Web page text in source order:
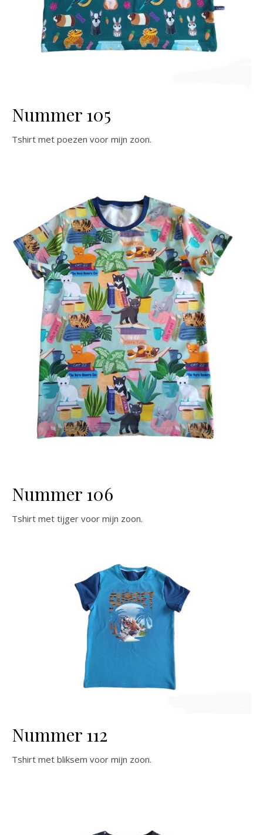
Nummer 105
Tshirt met poezen voor mijn zoon.
Nummer 106
Tshirt met tijger voor mijn zoon.
Nummer 112
Tshirt met bliksem voor mijn zoon.